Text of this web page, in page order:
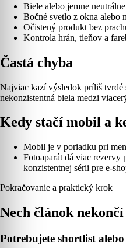
Biele alebo jemne
Bočné svetlo z okna alebo
Očistený produkt bez
Kontrola hrán, tieňov a
Častá chyba
Najviac kazí výsledok príliš tvrdé
nekonzistentná biela medzi
Kedy stačí mobil a
Mobil je v poriadku pri
Fotoaparát dá viac rezervy
konzistentnej sérii pre e-
Pokračovanie a praktický krok
Nech článok
Potrebujete shortlist